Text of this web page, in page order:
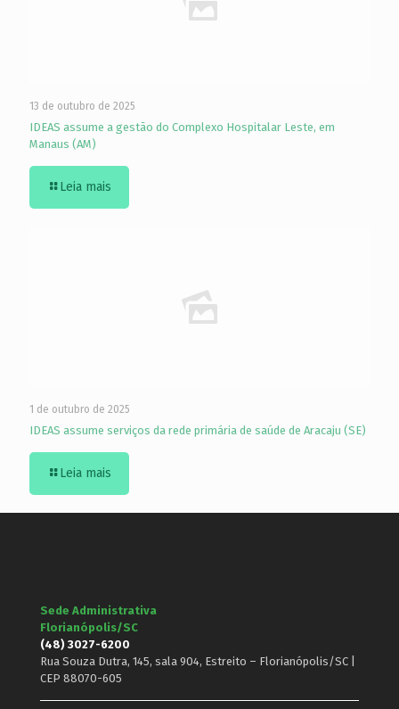
13 de outubro de 2025
IDEAS assume a gestão do Complexo Hospitalar Leste, em
Manaus (AM)
Leia mais
1 de outubro de 2025
IDEAS assume serviços da rede primária de saúde de Aracaju (SE)
Leia mais
Sede Administrativa
Florianópolis/SC
(48) 3027-6200
Rua Souza Dutra, 145, sala 904, Estreito – Florianópolis/SC |
CEP 88070-605